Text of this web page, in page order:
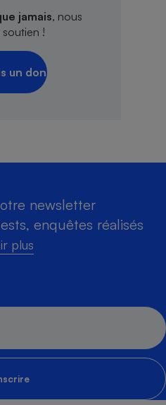
jamais, nous
!
un don
newsletter
enquêtes réalisés
plus